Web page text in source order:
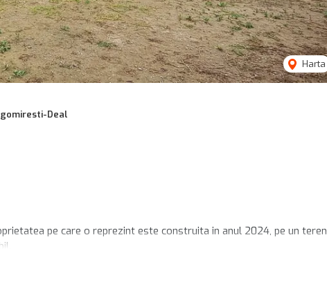
Harta
Deal
pe care o reprezint este construita in anul 2024, pe un teren
beton, cu acces pe scara betonata), 4 camere (living + 3